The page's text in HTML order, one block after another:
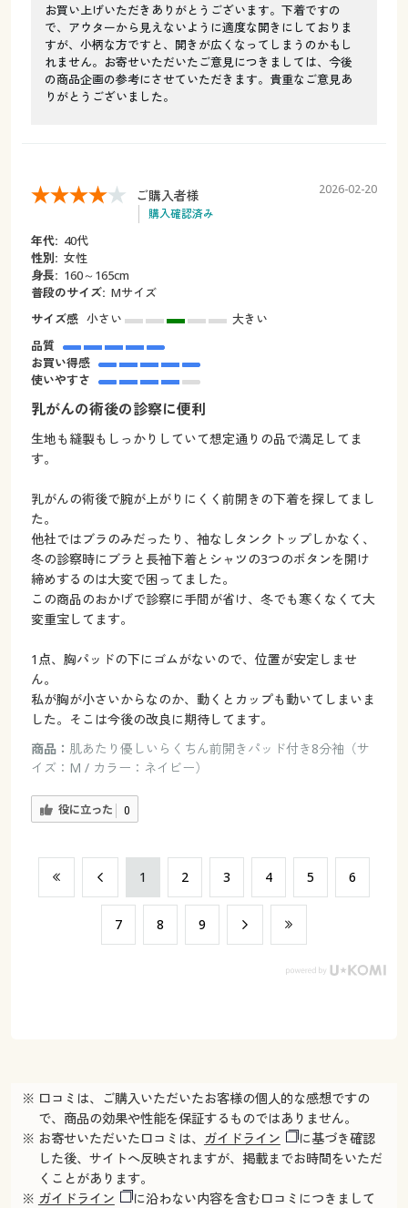
お買い上げいただきありがとうございます。下着ですの
で、アウターから見えないように適度な開きにしておりま
すが、小柄な方ですと、開きが広くなってしまうのかもし
れません。お寄せいただいたご意見につきましては、今後
の商品企画の参考にさせていただきます。貴重なご意見あ
りがとうございました。
ご購入者様
購入確認済み
2026-02-20
年代: 40代
性別: 女性
身長: 160～165cm
普段のサイズ: Mサイズ
サイズ感 小さい
大きい
品質
お買い得感
使いやすさ
乳がんの術後の診察に便利
生地も縫製もしっかりしていて想定通りの品で満足してま
す。
乳がんの術後で腕が上がりにくく前開きの下着を探してまし
た。
他社ではブラのみだったり、袖なしタンクトップしかなく、
冬の診察時にブラと長袖下着とシャツの3つのボタンを開け
締めするのは大変で困ってました。
この商品のおかげで診察に手間が省け、冬でも寒くなくて大
変重宝してます。
1点、胸パッドの下にゴムがないので、位置が安定しませ
ん。
私が胸が小さいからなのか、動くとカップも動いてしまいま
した。そこは今後の改良に期待してます。
商品： 肌あたり優しいらくちん前開きパッド付き8分袖（サ
イズ：M / カラー：ネイビー）
役に立った 0
​1 ​2 ​3 ​4 ​5 ​6
​7 ​8 ​9
※ 口コミは、ご購入いただいたお客様の個人的な感想ですの
で、商品の効果や性能を保証するものではありません。
※ お寄せいただいた口コミは、
ガイドライン
に基づき確認
した後、サイトへ反映されますが、掲載までお時間をいただ
くことがあります。
※ ガイドライン
に沿わない内容を含む口コミにつきまして